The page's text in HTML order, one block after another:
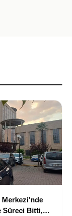
Merkezi'nde
Süreci Bitti,